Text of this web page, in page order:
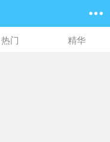
热门 精华